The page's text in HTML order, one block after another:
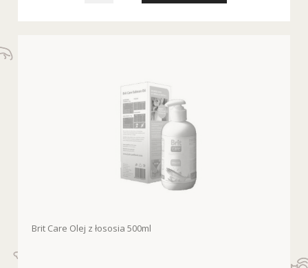
Brit Care Olej z łososia 500ml